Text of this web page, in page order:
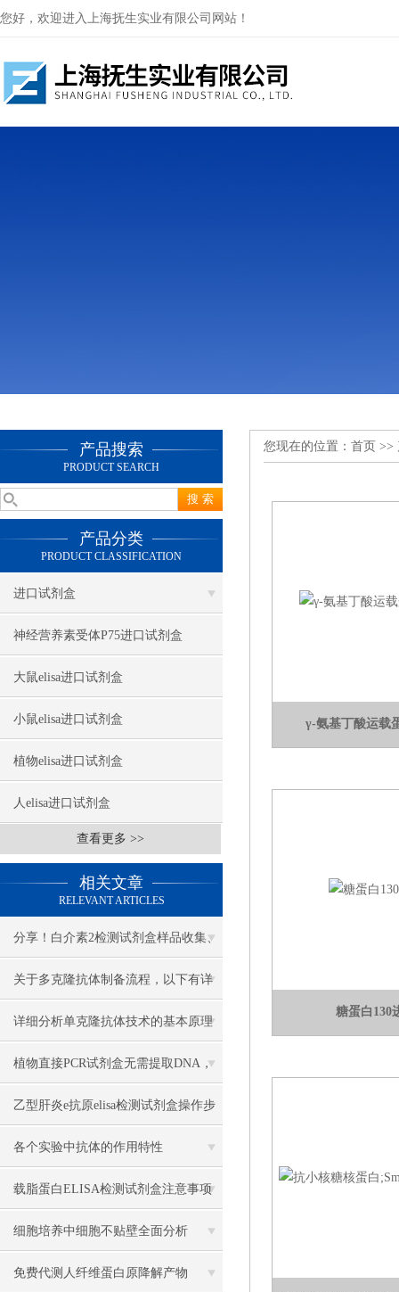
您好，欢迎进入上海抚生实业有限公司网站！
产品搜索
PRODUCT SEARCH
产品分类
PRODUCT CLASSIFICATION
进口试剂盒
神经营养素受体P75进口试剂盒
大鼠elisa进口试剂盒
小鼠elisa进口试剂盒
植物elisa进口试剂盒
人elisa进口试剂盒
查看更多 >>
相关文章
RELEVANT ARTICLES
分享！白介素2检测试剂盒样品收集、
处理及保存方法
关于多克隆抗体制备流程，以下有详
细介绍
详细分析单克隆抗体技术的基本原理
植物直接PCR试剂盒无需提取DNA，
操作更方便
乙型肝炎e抗原elisa检测试剂盒操作步
骤
各个实验中抗体的作用特性
载脂蛋白ELISA检测试剂盒注意事项
与标本处理方法
细胞培养中细胞不贴壁全面分析
免费代测人纤维蛋白原降解产物
您现在的位置： 首页 >>
γ-氨基丁酸运载
糖蛋白130